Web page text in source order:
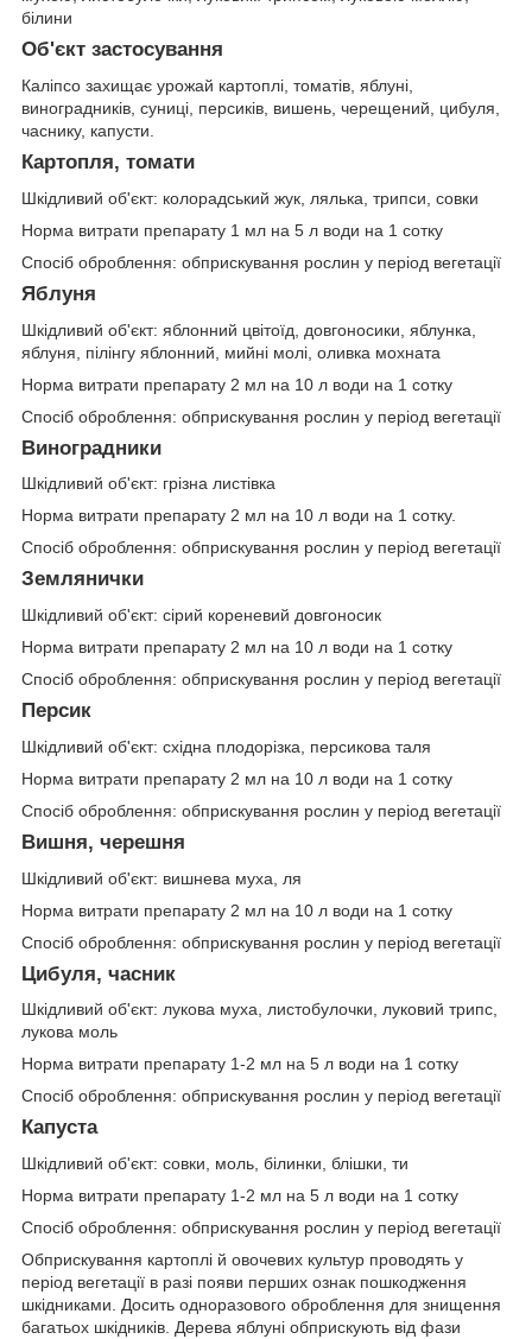
білини
Об'єкт застосування
Каліпсо захищає урожай картоплі, томатів, яблуні,
виноградників, суниці, персиків, вишень, черещений, цибуля,
часнику, капусти.
Картопля, томати
Шкідливий об'єкт: колорадський жук, лялька, трипси, совки
Норма витрати препарату 1 мл на 5 л води на 1 сотку
Спосіб оброблення: обприскування рослин у період вегетації
Яблуня
Шкідливий об'єкт: яблонний цвітоїд, довгоносики, яблунка,
яблуня, пілінгу яблонний, мийні молі, оливка мохната
Норма витрати препарату 2 мл на 10 л води на 1 сотку
Спосіб оброблення: обприскування рослин у період вегетації
Виноградники
Шкідливий об'єкт: грізна листівка
Норма витрати препарату 2 мл на 10 л води на 1 сотку.
Спосіб оброблення: обприскування рослин у період вегетації
Землянички
Шкідливий об'єкт: сірий кореневий довгоносик
Норма витрати препарату 2 мл на 10 л води на 1 сотку
Спосіб оброблення: обприскування рослин у період вегетації
Персик
Шкідливий об'єкт: східна плодорізка, персикова таля
Норма витрати препарату 2 мл на 10 л води на 1 сотку
Спосіб оброблення: обприскування рослин у період вегетації
Вишня, черешня
Шкідливий об'єкт: вишнева муха, ля
Норма витрати препарату 2 мл на 10 л води на 1 сотку
Спосіб оброблення: обприскування рослин у період вегетації
Цибуля, часник
Шкідливий об'єкт: лукова муха, листобулочки, луковий трипс,
лукова моль
Норма витрати препарату 1-2 мл на 5 л води на 1 сотку
Спосіб оброблення: обприскування рослин у період вегетації
Капуста
Шкідливий об'єкт: совки, моль, білинки, блішки, ти
Норма витрати препарату 1-2 мл на 5 л води на 1 сотку
Спосіб оброблення: обприскування рослин у період вегетації
Обприскування картоплі й овочевих культур проводять у
період вегетації в разі появи перших ознак пошкодження
шкідниками. Досить одноразового оброблення для знищення
багатьох шкідників. Дерева яблуні обприскують від фази